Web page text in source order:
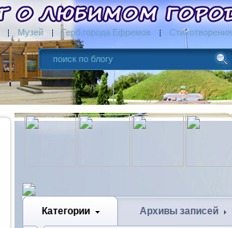
Музей Герб города Ефремов Стихотворения
Категории Архивы записей